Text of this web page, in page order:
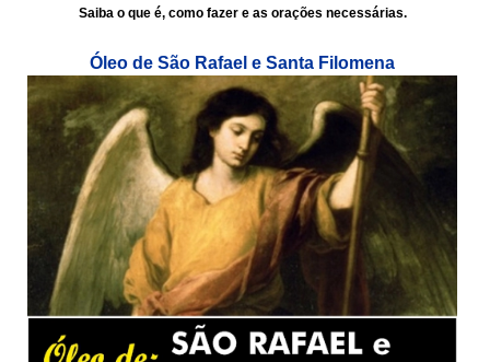
Saiba o que é, como fazer e as orações necessárias.
Óleo de São Rafael e Santa Filomena